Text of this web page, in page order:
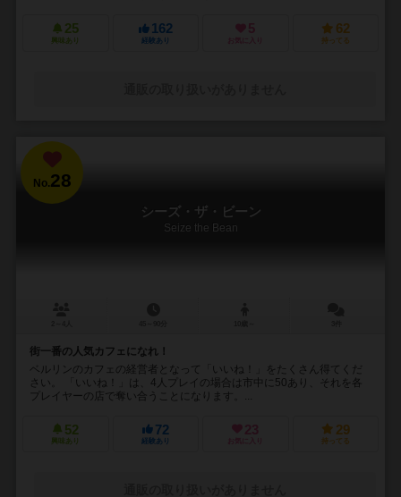
25
興味あり
162
経験あり
5
お気に入り
62
持ってる
No.28
シーズ・ザ・ビーン
Seize the Bean
街一番の人気カフェになれ！
ベルリンのカフェの経営者となって「いいね！」をたくさん得てくだ
さい。 「いいね！」は、4人プレイの場合は市中に50あり、それを各
プレイヤーの店で奪い合うことになります。...
52
興味あり
72
経験あり
23
お気に入り
29
持ってる